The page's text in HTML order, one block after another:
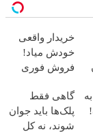
خریدار واقعی
خودش میاد!
فروش فوری
همراه مکانیک
گاهی فقط
پلک‌ها باید جوان
شوند، نه کل